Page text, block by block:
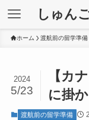
しゅん
ホーム 渡航前の留学準備
【カ
に掛
2024
5/23
渡航前の留学準備